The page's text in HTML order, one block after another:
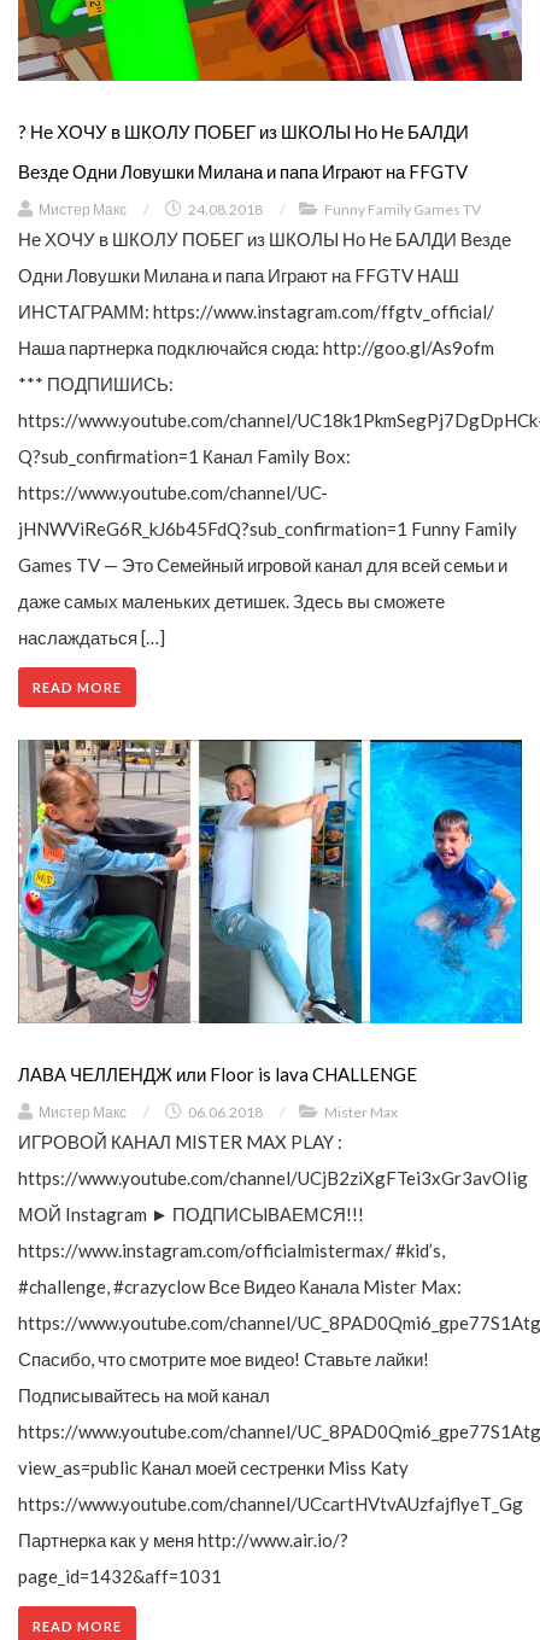
? Не ХОЧУ в ШКОЛУ ПОБЕГ из ШКОЛЫ Но Не БАЛДИ
Везде Одни Ловушки Милана и папа Играют на FFGTV
Мистер Макс / 24.08.2018 / Funny Family Games TV
Не ХОЧУ в ШКОЛУ ПОБЕГ из ШКОЛЫ Но Не БАЛДИ Везде
Одни Ловушки Милана и папа Играют на FFGTV НАШ
ИНСТАГРАММ: https://www.instagram.com/ffgtv_official/
Наша партнерка подключайся сюда: http://goo.gl/As9ofm
*** ПОДПИШИСЬ:
https://www.youtube.com/channel/
Q?sub_confirmation=1 Канал Family Box:
https://www.youtube.com/channel/UC-
jHNWViReG6R_kJ6b45FdQ?sub_confirmation=1 Funny Family
Games TV — Это Семейный игровой канал для всей семьи и
даже самых маленьких детишек. Здесь вы сможете
наслаждаться […]
READ MORE
ЛАВА ЧЕЛЛЕНДЖ или Floor is lava CHALLENGE
Мистер Макс / 06.06.2018 / Mister Max
ИГРОВОЙ КАНАЛ MISTER MAX PLAY :
https://www.youtube.com/channel/UCjB2ziXgFTei3xGr3avOIig
МОЙ Instagram ► ПОДПИСЫВАЕМСЯ!!!
https://www.instagram.com/officialmistermax/ #kid’s,
#challenge, #crazyclow Все Видео Канала Mister Max:
https://www.youtube.com/channel/
Спасибо, что смотрите мое видео! Ставьте лайки!
Подписывайтесь на мой канал
https://www.youtube.com/channel/
view_as=public Канал моей сестренки Miss Katy
https://www.youtube.com/channel/UCcartHVtvAUzfajflyeT_Gg
Партнерка как у меня http://www.air.io/?
page_id=1432&aff=1031
READ MORE